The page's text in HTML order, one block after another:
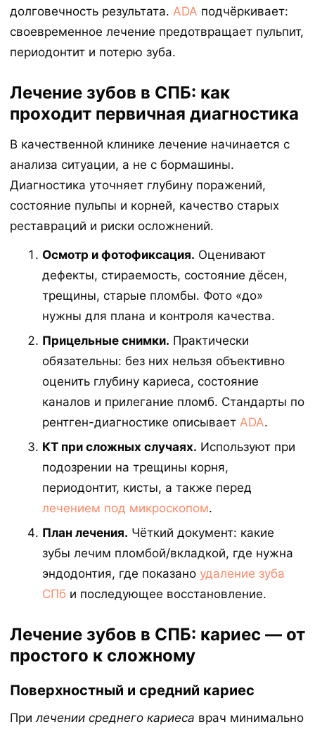
долговечность результата. ADA подчёркивает:
своевременное лечение предотвращает пульпит,
периодонтит и потерю зуба.
Лечение зубов в СПБ: как
проходит первичная диагностика
В качественной клинике лечение начинается с
анализа ситуации, а не с бормашины.
Диагностика уточняет глубину поражений,
состояние пульпы и корней, качество старых
реставраций и риски осложнений.
Осмотр и фотофиксация. Оценивают
дефекты, стираемость, состояние дёсен,
трещины, старые пломбы. Фото «до»
нужны для плана и контроля качества.
Прицельные снимки. Практически
обязательны: без них нельзя объективно
оценить глубину кариеса, состояние
каналов и прилегание пломб. Стандарты по
рентген-диагностике описывает ADA.
КТ при сложных случаях. Используют при
подозрении на трещины корня,
периодонтит, кисты, а также перед
лечением под микроскопом.
План лечения. Чёткий документ: какие
зубы лечим пломбой/вкладкой, где нужна
эндодонтия, где показано удаление зуба
СПб и последующее восстановление.
Лечение зубов в СПБ: кариес — от
простого к сложному
Поверхностный и средний кариес
Прилечении среднего кариеса врач минимально